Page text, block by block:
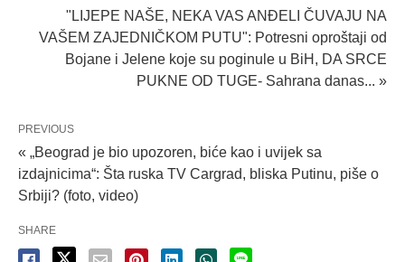
"LIJEPE NAŠE, NEKA VAS ANĐELI ČUVAJU NA
VAŠEM ZAJEDNIČKOM PUTU": Potresni oproštaji od
Bojane i Jelene koje su poginule u BiH, DA SRCE
PUKNE OD TUGE- Sahrana danas... »
PREVIOUS
« „Beograd je bio upozoren, biće kao i uvijek sa
izdajnicima“: Šta ruska TV Cargrad, bliska Putinu, piše o
Srbiji? (foto, video)
SHARE